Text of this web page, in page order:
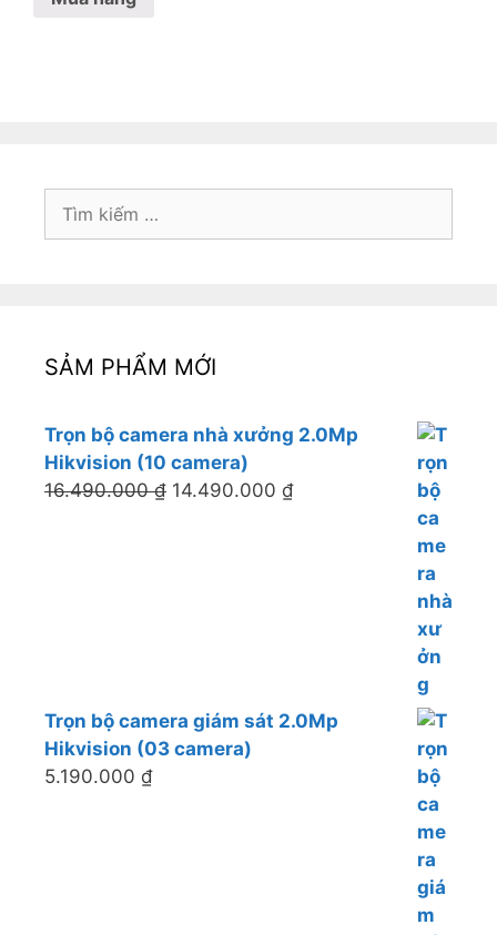
kiếm
SẢM PHẨM MỚI
Trọn bộ camera nhà xưởng 2.0Mp
Hikvision (10 camera)
16.490.000₫ 14.490.000 ₫
Trọn bộ camera giám sát 2.0Mp
Hikvision (03 camera)
5.190.000 ₫